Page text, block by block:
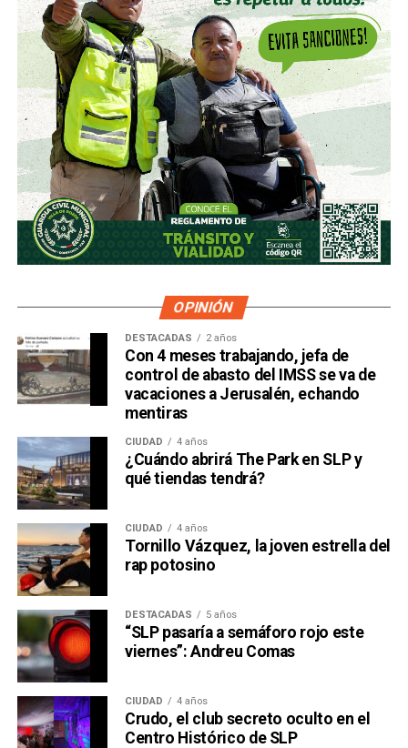
OPINIÓN
DESTACADAS 2 años
Con 4 meses trabajando, jefa de
control de abasto del IMSS se va de
vacaciones a Jerusalén, echando
mentiras
CIUDAD 4 años
¿Cuándo abrirá The Park en SLP y
qué tiendas tendrá?
CIUDAD 4 años
Tornillo Vázquez, la joven estrella del
rap potosino
DESTACADAS 5 años
“SLP pasaría a semáforo rojo este
viernes”: Andreu Comas
CIUDAD 4 años
Crudo, el club secreto oculto en el
Centro Histórico de SLP